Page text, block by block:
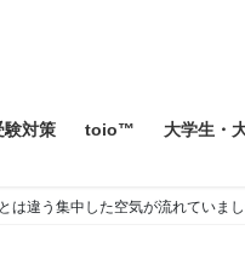
験対策 toio™ 大学生・
は違う集中した空気が流れていまし